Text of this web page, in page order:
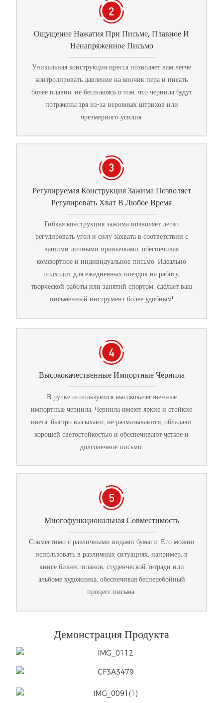
Ощущение Нажатия При Письме, Плавное И
Ненапряженное Письмо
Уникальная конструкция пресса позволяет вам легче
контролировать давление на кончик пера и писать
более плавно, не беспокоясь о том, что чернила будут
потрачены зря из-за неровных штрихов или
чрезмерного усилия.
Регулируемая Конструкция Зажима Позволяет
Регулировать Хват В Любое Время
Гибкая конструкция зажима позволяет легко
регулировать угол и силу захвата в соответствии с
вашими личными привычками, обеспечивая
комфортное и индивидуальное письмо. Идеально
подходит для ежедневных поездок на работу,
творческой работы или занятий спортом, сделает ваш
письменный инструмент более удобным!
Высококачественные Импортные Чернила
В ручке используются высококачественные
импортные чернила. Чернила имеют яркие и стойкие
цвета, быстро высыхают, не размазываются, обладают
хорошей светостойкостью и обеспечивают четкое и
долговечное письмо.
Многофункциональная Совместимость
Совместимо с различными видами бумаги. Его можно
использовать в различных ситуациях, например, в
книге бизнес-планов, студенческой тетради или
альбоме художника, обеспечивая бесперебойный
процесс письма.
Демонстрация Продукта